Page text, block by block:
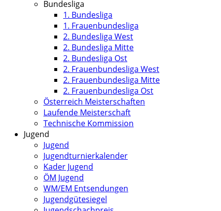
Bundesliga
1. Bundesliga
1. Frauenbundesliga
2. Bundesliga West
2. Bundesliga Mitte
2. Bundesliga Ost
2. Frauenbundesliga West
2. Frauenbundesliga Mitte
2. Frauenbundesliga Ost
Österreich Meisterschaften
Laufende Meisterschaft
Technische Kommission
Jugend
Jugend
Jugendturnierkalender
Kader Jugend
ÖM Jugend
WM/EM Entsendungen
Jugendgütesiegel